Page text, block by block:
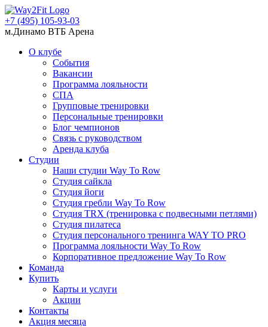
+7 (495) 105-93-03
м.Динамо ВТБ Арена
О клубе
События
Вакансии
Программа лояльности
СПА
Групповые тренировки
Персональные тренировки
Блог чемпионов
Связь с руководством
Аренда клуба
Студии
Наши студии Way To Row
Студия сайкла
Студия йоги
Студия гребли Way To Row
Студия TRX (тренировка с подвесными петлями)
Студия пилатеса
Студия персонального тренинга WAY TO PRO
Программа лояльности Way To Row
Корпоративное предложение Way To Row
Команда
Купить
Карты и услуги
Акции
Контакты
Акция месяца